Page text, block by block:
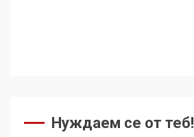
Нуждаем се от теб!